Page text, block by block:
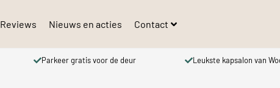
Reviews Nieuws en acties Contact
Parkeer gratis voor de deur Leukste kapsalon van Woerden